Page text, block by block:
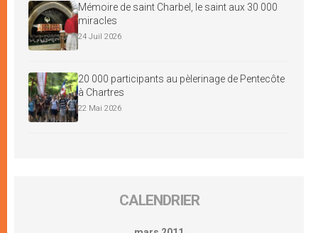
Mémoire de saint Charbel, le saint aux 30 000
miracles
24 Juil 2026
20 000 participants au pèlerinage de Pentecôte
à Chartres
22 Mai 2026
CALENDRIER